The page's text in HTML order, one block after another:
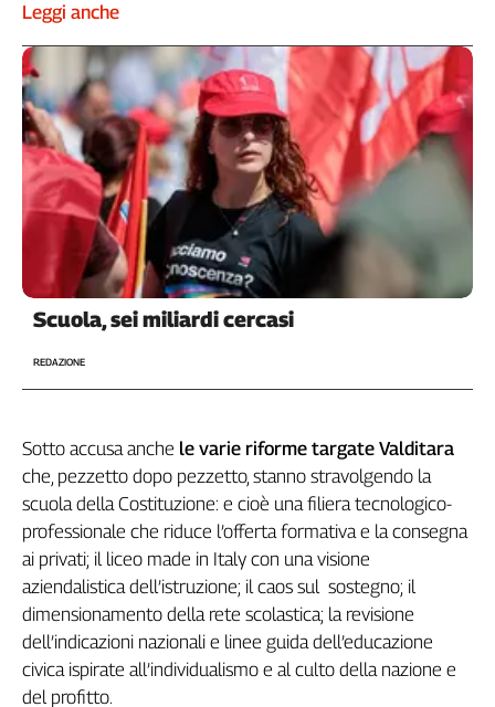
Leggi anche
Scuola, sei miliardi cercasi
REDAZIONE
Sotto accusa anche le varie riforme targate Valditara
che, pezzetto dopo pezzetto, stanno stravolgendo la
scuola della Costituzione: e cioè una filiera tecnologico-
professionale che riduce l’offerta formativa e la consegna
ai privati; il liceo made in Italy con una visione
aziendalistica dell’istruzione; il caos sul sostegno; il
dimensionamento della rete scolastica; la revisione
dell’indicazioni nazionali e linee guida dell’educazione
civica ispirate all’individualismo e al culto della nazione e
del profitto.